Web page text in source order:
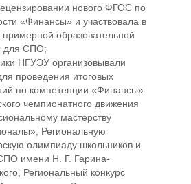
нового ФГОС по
«Финансы» и участвовала в
примерной образовательной
для СПО;
НГУЭУ организовывали
проведения итоговых
по компетенции «Финансы»
чемпионатного движения
мастерству
Региональную
олимпиаду школьников и
имени Н. Г. Гарина-
Региональный конкурс